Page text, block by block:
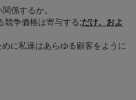
係するか。
競争価格は寄与する;だけ、およ
に私達はあらゆる顧客をように